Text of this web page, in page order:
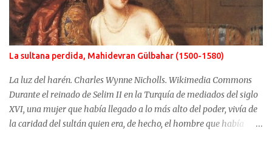
La sultana perdida, Mahidevran Gülbahar (1500-1580)
La luz del harén. Charles Wynne Nicholls. Wikimedia Commons
Durante el reinado de Selim II en la Turquía de mediados del siglo
XVI, una mujer que había llegado a lo más alto del poder, vivía de
la caridad del sultán quien era, de hecho, el hombre que había